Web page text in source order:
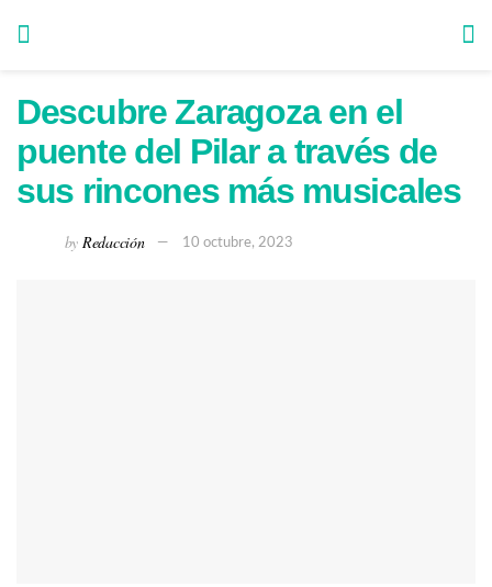
Descubre Zaragoza en el
puente del Pilar a través de
sus rincones más musicales
by Redacción 10 octubre, 2023